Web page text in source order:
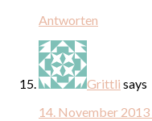
Antworten
Grittli says
14. November